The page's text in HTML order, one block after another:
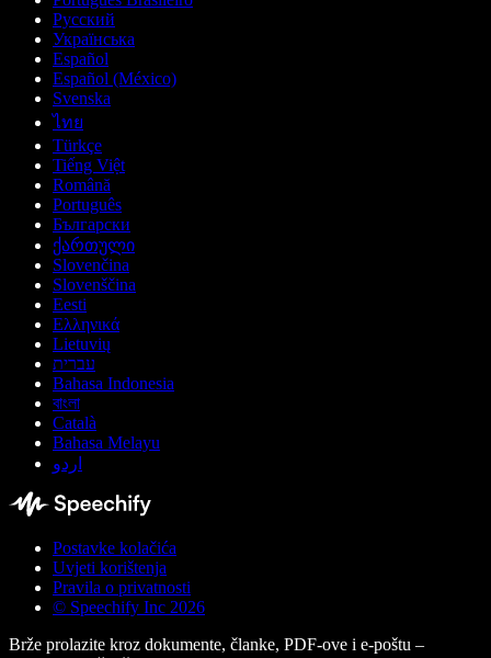
Русский
Українська
Español
Español (México)
Svenska
ไทย
Türkçe
Tiếng Việt
Română
Português
Български
ქართული
Slovenčina
Slovenščina
Eesti
Ελληνικά
Lietuvių
עברית
Bahasa Indonesia
বাংলা
Català
Bahasa Melayu
اردو
Postavke kolačića
Uvjeti korištenja
Pravila o privatnosti
© Speechify Inc 2026
Brže prolazite kroz dokumente, članke, PDF-ove i e-poštu –